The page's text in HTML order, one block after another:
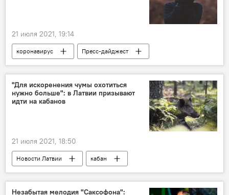
21 июля 2021, 19:14
коронавирус Пресс-дайджест
"Для искоренения чумы охотиться
нужно больше": в Латвии призывают
идти на кабанов
21 июля 2021, 18:50
Новости Латвии
кабан
белая латвийская свинья
Незабытая мелодия "Саксофона":